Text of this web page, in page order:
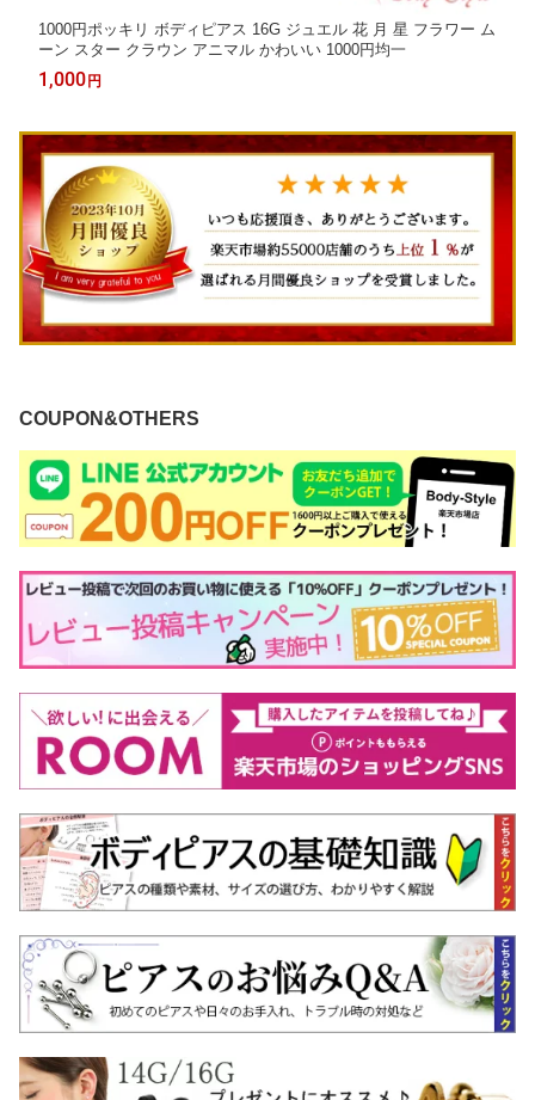
1000円ポッキリ ボディピアス 16G ジュエル 花 月 星 フラワー ム
ーン スター クラウン アニマル かわいい 1000円均一
1,000 円
COUPON&OTHERS